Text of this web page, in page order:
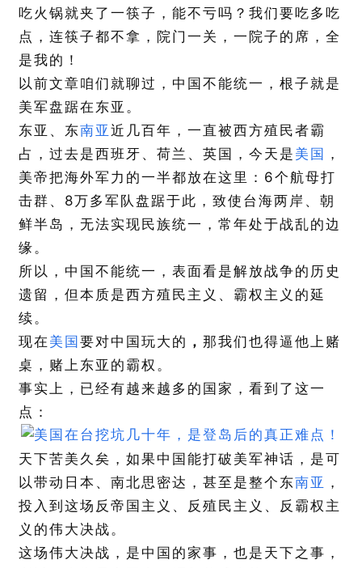
吃火锅就夹了一筷子，能不亏吗？我们要吃多吃
点，连筷子都不拿，院门一关，一院子的席，全
是我的！
以前文章咱们就聊过，中国不能统一，根子就是
美军盘踞在东亚。
东亚、东南亚 近几百年，一直被西方殖民者霸
占，过去是西班牙、荷兰、英国，今天是 美国
，
美帝把海外军力的一半都放在这里： 6个航母打
击群、 8万多军队盘踞于此，致使台海两岸、朝
鲜半岛，无法实现民族统一，常年处于战乱的边
缘。
所以，中国不能统一，表面看是解放战争的历史
遗留，但本质是西方殖民主义、霸权主义的延
续。
现在 美国 要对中国玩大的 ， 那我们也得逼他上赌
桌，赌上东亚的霸权。
事实上，已经有越来越多的国家，看到了这一
点：
天下苦美久矣，如果中国能打破美军神话，是可
以带动日本、南北思密达，甚至是整个东南亚
，
投入到这场反帝国主义、反殖民主义、反霸权主
义的伟大决战。
这场伟大决战，是中国的家事，也是天下之事，